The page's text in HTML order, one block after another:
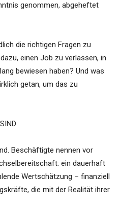
genommen, abgeheftet
die richtigen Fragen zu
einen Job zu verlassen, in
bewiesen haben? Und was
getan, um das zu
Beschäftigte nennen vor
ein dauerhaft
Wertschätzung – finanziell
die mit der Realität ihrer